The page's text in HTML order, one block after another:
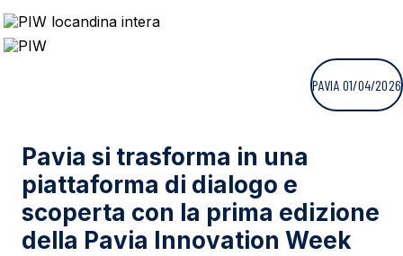
PAVIA 01/04/2026
Pavia si trasforma in una
piattaforma di dialogo e
scoperta con la prima edizione
della Pavia Innovation Week